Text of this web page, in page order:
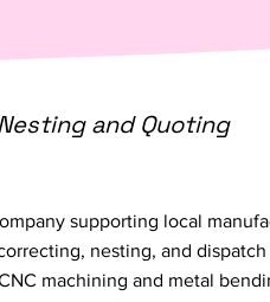
and Quoting
supporting local
nesting, and
machining and metal